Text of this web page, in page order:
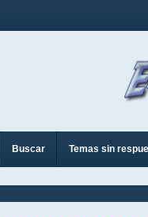
Buscar Temas sin